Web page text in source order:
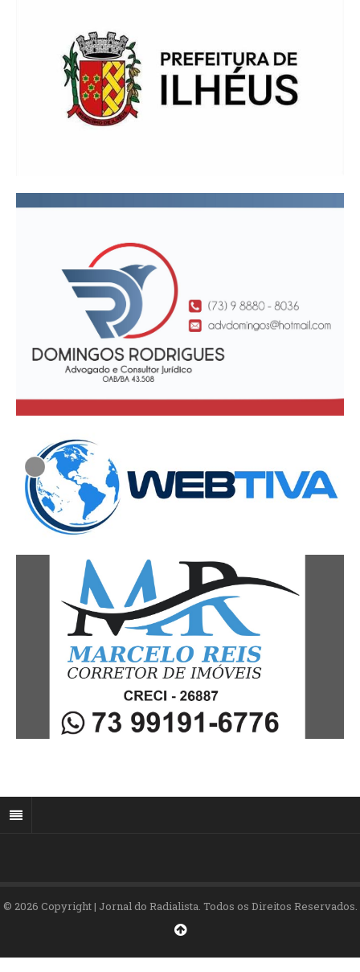
© 2026 Copyright | Jornal do Radialista. Todos os Direitos Reservados.